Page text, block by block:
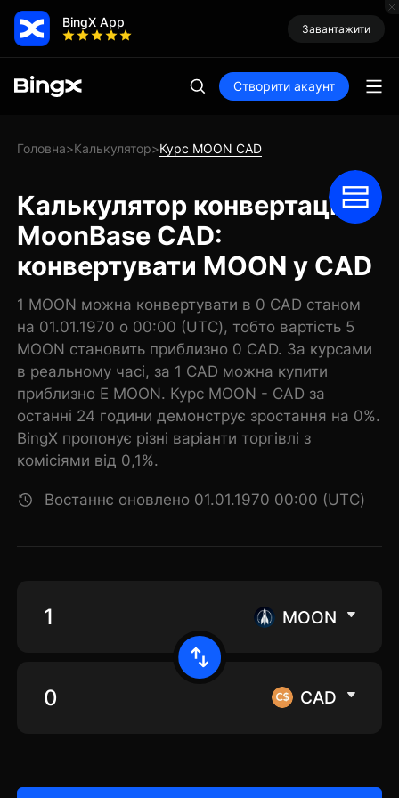
BingX App Завантажити
Створити акаунт
Головна>Калькулятор>Курс MOON CAD
Калькулятор конвертації
MoonBase CAD:
конвертувати MOON у CAD
1 MOON можна конвертувати в 0 CAD станом
на 01.01.1970 о 00:00 (UTC), тобто вартість 5
MOON становить приблизно 0 CAD. За курсами
в реальному часі, за 1 CAD можна купити
приблизно E MOON. Курс MOON - CAD за
останні 24 години демонструє зростання на 0%.
BingX пропонує різні варіанти торгівлі з
комісіями від 0,1%.
Востаннє оновлено 01.01.1970 00:00 (UTC)
MOON
CAD